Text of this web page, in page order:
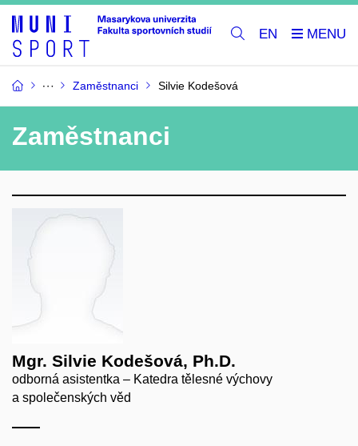
EN
Zaměstnanci Silvie Kodešová
Zaměstnanci
Mgr. Silvie Kodešová, Ph.D.
odborná asistentka – Katedra tělesné výchovy
a společenských věd